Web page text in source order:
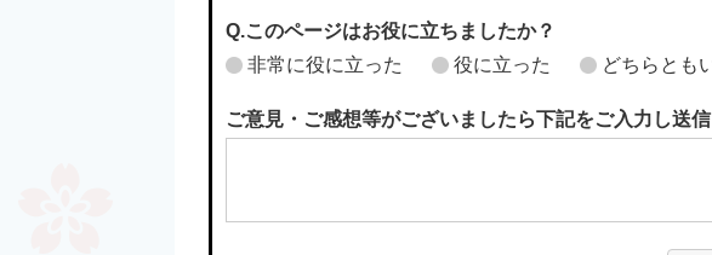
Q.このページはお役に立ちましたか？
非常に役に立った
役に立った どちらとも
ご意見・ご感想等がございましたら下記をご入力し送信